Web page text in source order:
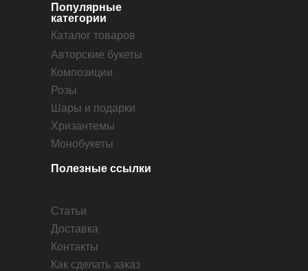
Авторские букеты
Композиции
Розы
Шары и подарки
Хризантемы
Монобукеты
Популярные
категории
Статьи
Доставка
Контакты
Как сделать заказ
Каталог товаров
Полезные ссылки